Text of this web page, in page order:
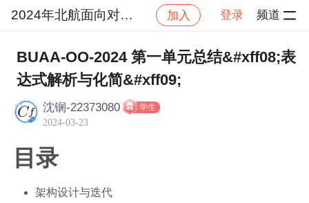
2024年北航面向对象设计与构造 加入 登录 频道
社区 2024年北航面向对象设计与构造 作业提交
BUAA-OO-2024 第一单元总结&#xff08;表
达式解析与化简&#xff09;
沈锎-22373080 学生
2024-03-23
目录
架构设计与迭代